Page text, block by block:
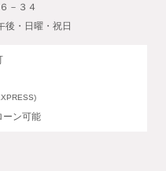
－３４
・日曜・祝日
ーン可能